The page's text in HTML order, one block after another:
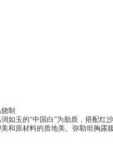
制
如玉的“中国白”为胎质，搭配
和原材料的质地美。弥勒坦胸